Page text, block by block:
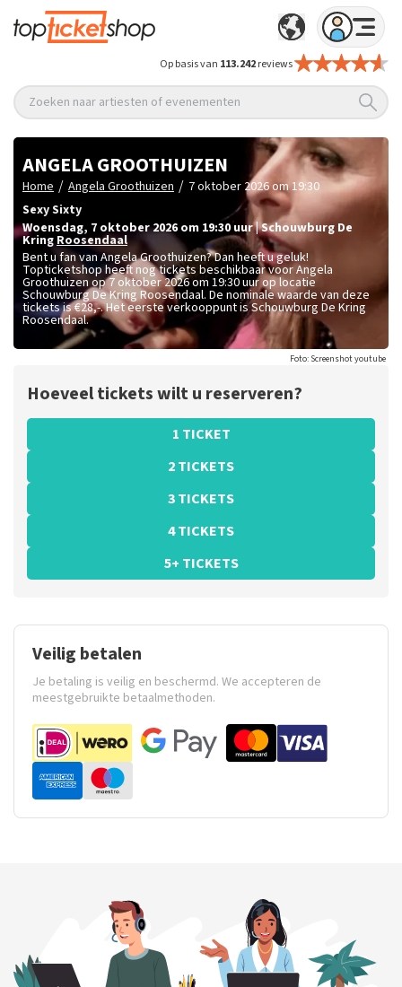
Op basis van 113.242reviews
Zoeken naar artiesten of evenementen
ANGELA GROOTHUIZEN
Home / Angela Groothuizen / 7 oktober 2026 om 19:30
Sexy Sixty
woensdag, 7 oktober 2026 om 19:30 uur|Schouwburg De
KringRoosendaal
Bent u fan van Angela Groothuizen? Dan heeft u geluk!
Topticketshop heeft nog tickets beschikbaar voor Angela
Groothuizen op 7 oktober 2026 om 19:30 uur op locatie
Schouwburg De Kring Roosendaal. De nominale waarde van deze
tickets is€28,-. Het eerste verkooppunt is Schouwburg De Kring
Roosendaal.
Foto: Screenshot youtube
Hoeveel tickets wilt u reserveren?
1 TICKET
2 TICKETS
3 TICKETS
4 TICKETS
5+ TICKETS
Veilig betalen
Je betaling is veilig en beschermd. We accepteren de
meestgebruikte betaalmethoden.